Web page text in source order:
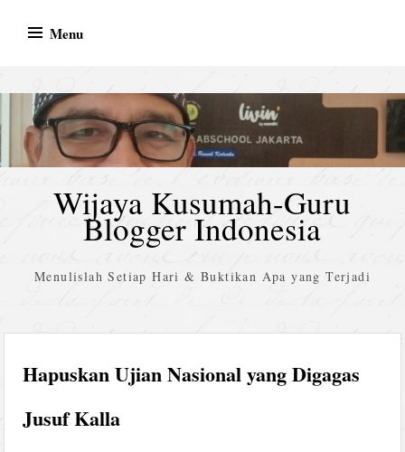
Menu
Wijaya Kusumah-Guru
Blogger Indonesia
Menulislah Setiap Hari & Buktikan Apa yang Terjadi
Hapuskan Ujian Nasional yang Digagas
Jusuf Kalla